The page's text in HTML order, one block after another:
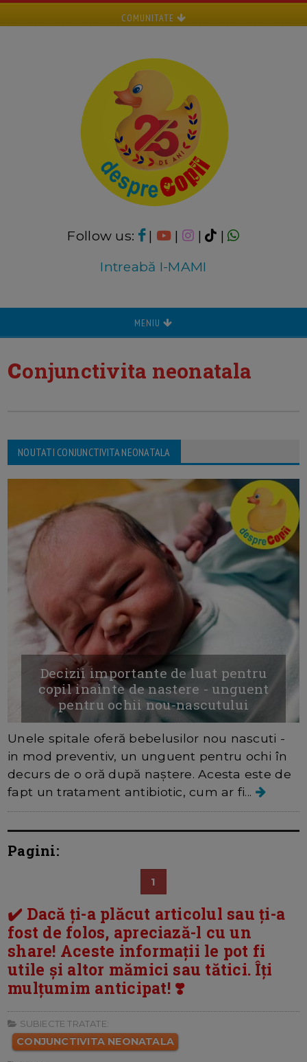
COMUNITATE
Follow us: | | |
|
Intreabă I-MAMI
MENIU
conjunctivita neonatala
NOUTATI CONJUNCTIVITA NEONATALA
Decizii importante de luat pentru
copil inainte de nastere - unguent
pentru ochii nou-nascutului
Unele spitale oferă bebelusilor nou nascuti -
in mod preventiv, un unguent pentru ochi în
decurs de o oră după naștere. Acesta este de
fapt un tratament antibiotic, cum ar fi...
Pagini:
1
✔️ Dacă ți-a plăcut articolul sau ți-a
fost de folos, apreciază-l cu un
share! Aceste informații le pot fi
utile și altor mămici sau tătici. Îți
mulțumim anticipat! ❣️
SUBIECTE TRATATE:
CONJUNCTIVITA NEONATALA